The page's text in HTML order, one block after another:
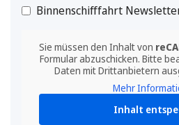
Binnenschifffahrt
Sie müssen den Inhalt von
Formular abzuschicken. Bitte
Daten mit Drittanbietern
Mehr
Inhalt